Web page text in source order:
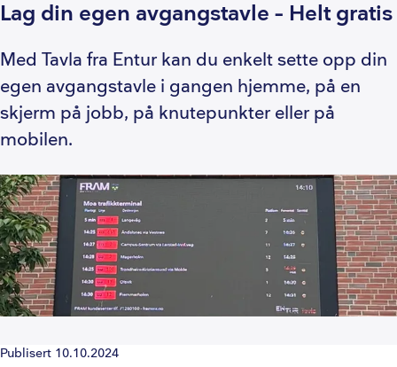
Lag din egen avgangstavle – Helt gratis
Med Tavla fra Entur kan du enkelt sette opp din
egen avgangstavle i gangen hjemme, på en
skjerm på jobb, på knutepunkter eller på
mobilen.
Publisert 10.10.2024